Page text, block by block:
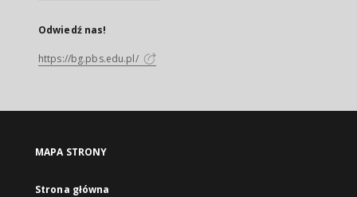
Odwiedź nas!
https://bg.pbs.edu.pl/
MAPA STRONY
Strona główna